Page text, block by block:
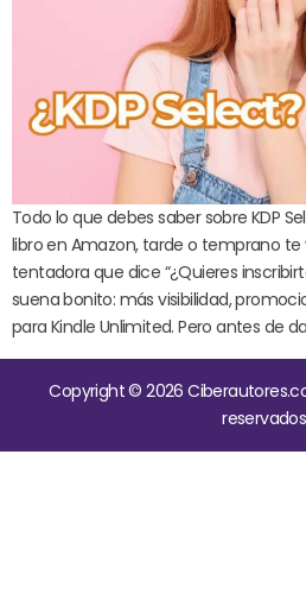
Todo lo que debes saber sobre KDP
libro en Amazon, tarde o temprano
tentadora que dice “¿Quieres
suena bonito: más visibilidad,
para Kindle Unlimited. Pero antes de
Copyright © 2026